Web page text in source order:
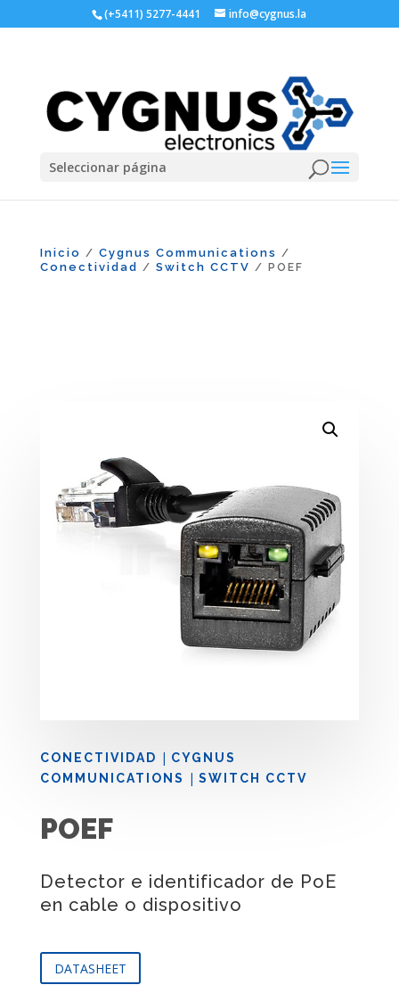
(+5411) 5277-4441 info@cygnus.la
Seleccionar página
Inicio / Cygnus Communications /
Conectividad / Switch CCTV / POEF
CONECTIVIDAD | CYGNUS
COMMUNICATIONS
| SWITCH CCTV
POEF
Detector e identificador de PoE
en cable o dispositivo
DATASHEET